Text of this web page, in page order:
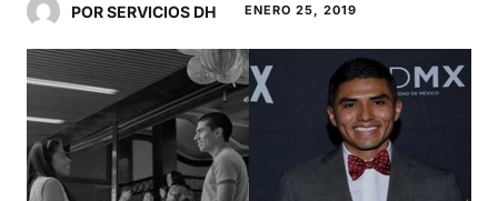
POR SERVICIOS DH ENERO 25, 2019